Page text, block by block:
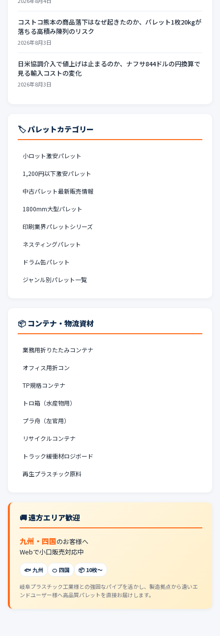
コストコ熊本の商品落下はなぜ起きたのか、パレット1枚20kgが
落ちる高積み陳列のリスク
2026年8月3日
日米協調介入で値上げは止まるのか、ナフサ844ドルの円換算で
見る輸入コストの変化
2026年8月3日
🏷️ パレットカテゴリー
小ロット激安パレット
1,200円以下激安パレット
中古パレット最新販売情報
1800mm大型パレット
印刷業界パレットシリーズ
ネスティングパレット
ドラム缶パレット
ジャンル別パレット一覧
📦 コンテナ・物流資材
業務用折りたたみコンテナ
オフィス用折コン
TP規格コンテナ
トロ箱（水産物用）
プラ舟（左官用）
リサイクルコンテナ
トラック緩衝材ロジボード
再生プラスチック原料
🚚 遠方エリア歓迎
九州・四国のお客様へ
Webで小口販売対応中
🐟 九州 🍊 四国 📦 10枚〜
岐阜プラスチック工業様との強固なパイプを活かし、製造拠点から遠いエ
ンドユーザー様へ高品質パレットを直接お届けします。